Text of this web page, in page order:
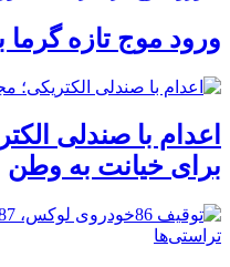
ورود موج تازه گرما
اعدام با صندلی
برای خیانت به وطن